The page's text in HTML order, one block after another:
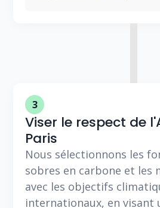
3
Viser le respect de
Paris
Nous sélectionnons les
sobres en carbone et les
avec les objectifs
internationaux, en visant